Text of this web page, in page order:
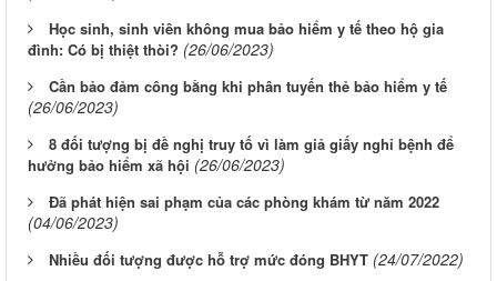
Học sinh, sinh viên không mua bảo hiểm y tế theo hộ gia
đình: Có bị thiệt thòi? (26/06/2023)
Cần bảo đảm công bằng khi phân tuyến thẻ bảo hiểm y tế
(26/06/2023)
8 đối tượng bị đề nghị truy tố vì làm giả giấy nghỉ bệnh để
hưởng bảo hiểm xã hội (26/06/2023)
Đã phát hiện sai phạm của các phòng khám từ năm 2022
(04/06/2023)
Nhiều đối tượng được hỗ trợ mức đóng BHYT (24/07/2022)